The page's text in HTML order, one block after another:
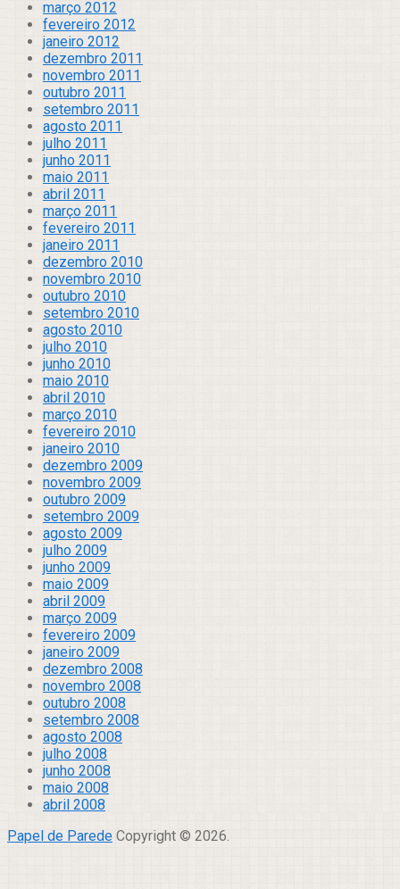
março 2012
fevereiro 2012
janeiro 2012
dezembro 2011
novembro 2011
outubro 2011
setembro 2011
agosto 2011
julho 2011
junho 2011
maio 2011
abril 2011
março 2011
fevereiro 2011
janeiro 2011
dezembro 2010
novembro 2010
outubro 2010
setembro 2010
agosto 2010
julho 2010
junho 2010
maio 2010
abril 2010
março 2010
fevereiro 2010
janeiro 2010
dezembro 2009
novembro 2009
outubro 2009
setembro 2009
agosto 2009
julho 2009
junho 2009
maio 2009
abril 2009
março 2009
fevereiro 2009
janeiro 2009
dezembro 2008
novembro 2008
outubro 2008
setembro 2008
agosto 2008
julho 2008
junho 2008
maio 2008
abril 2008
Papel de Parede Copyright © 2026.